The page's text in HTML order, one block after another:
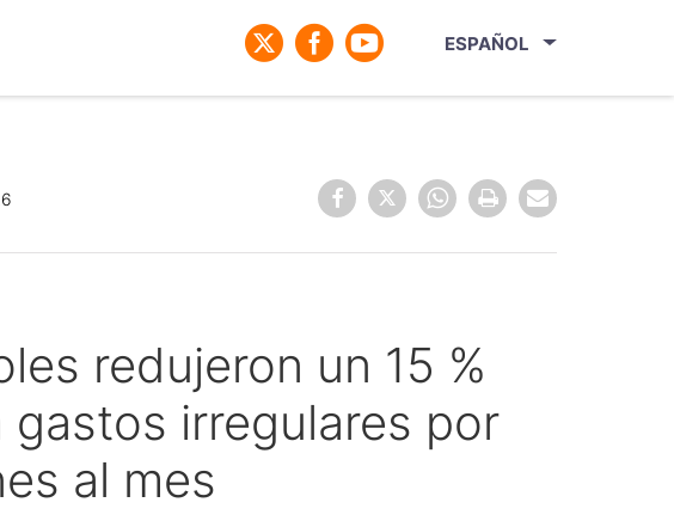
ESPAÑOL
redujeron un 15 %
irregulares por
al mes